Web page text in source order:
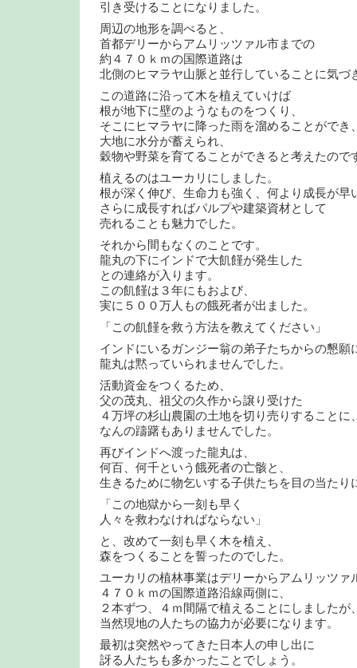
引き受けることになりました。
周辺の地形を調べると、
首都デリーからアムリッツァル市までの
約４７０ｋｍの国際道路は
北側のヒマラヤ山脈と並行していることに気づ
この道路に沿って木を植えていけば
根が地下に壁のようなものをつくり、
そこにヒマラヤに降った雨を溜めることができ
大地に水分が蓄えられ、
穀物や野菜を育てることができると考えたので
植えるのはユーカリにしました。
根が深く伸び、生命力も強く、何より成長が早
さらに成長すればパルプや建築資材として
売れることも魅力でした。
それから間もなくのことです。
龍丸の下にインドで大飢饉が発生した
との連絡が入ります。
この飢饉は３年にもおよび、
実に５００万人もの餓死者が出ました。
「この飢饉を救う方法を教えてください」
インドにいるガンジー翁の弟子たちからの懇願
龍丸は黙っていられませんでした。
活動資金をつくるため、
父の茂丸、祖父の久作から譲り受けた
４万坪の杉山農園の土地を切り売りすることに
なんの躊躇もありませんでした。
再びインドへ渡った龍丸は、
何百、何千という餓死者の亡骸と、
生きるために物乞いする子供たちを目の当たり
「この地獄から一刻も早く
人々を救わなければならない」
と、改めて一刻も早く木を植え、
森をつくることを誓ったのでした。
ユーカリの植林事業はデリーからアムリッツァ
４７０ｋｍの国際道路沿線両側に、
２本ずつ、４ｍ間隔で植えることにしましたが
当然現地の人たちの協力が必要になります。
最初は突然やってきた日本人の申し出に
訝る人たちも多かったことでしょう。